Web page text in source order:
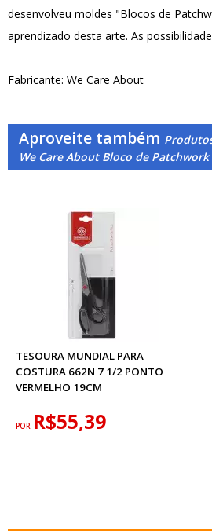
desenvolveu moldes "Blocos de
aprendizado desta arte. As
Fabricante: We Care About
Aproveite também
We Care About Bloco de Patchwork
TESOURA MUNDIAL PARA
COSTURA 662N 7 1/2 PONTO
VERMELHO 19CM
POR R$55,39